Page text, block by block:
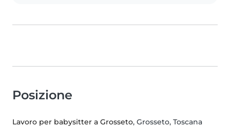
Posizione
Lavoro per babysitter a Grosseto, Grosseto, Toscana